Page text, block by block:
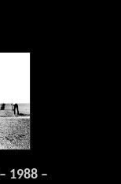
1988 –